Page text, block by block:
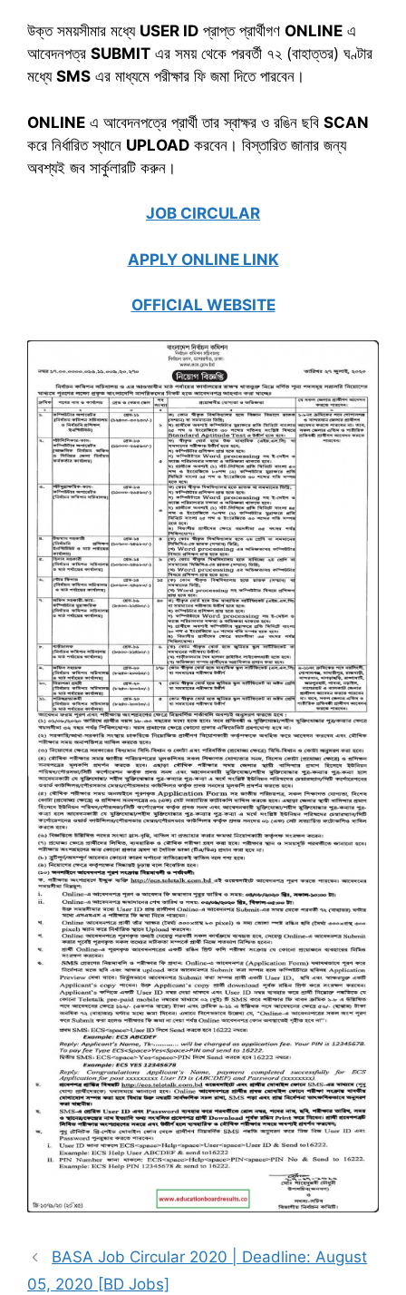
উক্ত সময়সীমার মধ্যে USER ID প্রাপ্ত প্রার্থীগণ ONLINE এ
আবেদনপত্র SUBMIT এর সময় থেকে পরবর্তী ৭২ (বাহাত্তর) ঘণ্টার
মধ্যে SMS এর মাধ্যমে পরীক্ষার ফি জমা দিতে পারবেন।
ONLINE এ আবেদনপত্রে প্রার্থী তার স্বাক্ষর ও রঙিন ছবি SCAN
করে নির্ধারিত স্থানে UPLOAD করবেন। বিস্তারিত জানার জন্য
অবশ্যই জব সার্কুলারটি করুন।
JOB CIRCULAR
APPLY ONLINE LINK
OFFICIAL WEBSITE
BASA Job Circular 2020 | Deadline: August
05, 2020 [BD Jobs]